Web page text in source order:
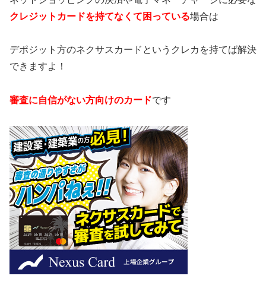
クレジットカードを持てなくて困っている場合は
デポジット方のネクサスカードというクレカを持てば解決
できますよ！
審査に自信がない方向けのカードです